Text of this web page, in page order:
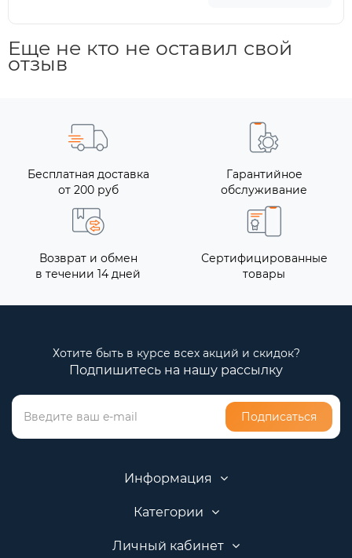
Еще не кто не оставил свой
отзыв
Бесплатная доставка
от 200 руб
Гарантийное
обслуживание
Возврат и обмен
в течении 14 дней
Сертифицированные
товары
Хотите быть в курсе всех акций и скидок?
Подпишитесь на нашу рассылку
Подписаться
Информация
Категории
Личный кабинет